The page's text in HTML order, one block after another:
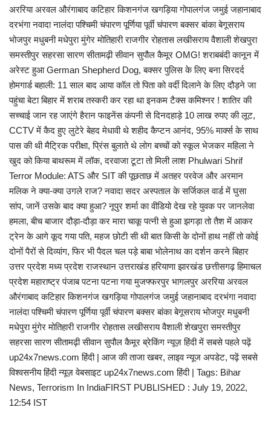
अररिया अरवल औरंगाबाद कटिहार किशनगंज खगड़िया गोपालगंज जमुई जहानाबाद
दरभंगा नवादा नालंदा पश्चिमी चंपारण पूर्णिया पूर्वी चंपारण बक्सर बांका बेगूसराय
भोजपुर मधुबनी मधेपुरा मुंगेर मोतिहारी राजगीर रोहतास लखीसराय वैशाली शेखपुरा
समस्तीपुर सहरसा सारण सीतामढ़ी सीवान सुपौल कैमूर OMG! शराबबंदी कानून में
अरेस्ट हुआ German Shepherd Dog, बक्सर पुलिस के लिए बना सिरदर्द
होमगार्ड बहाली: 11 साल बाद आया कॉल तो पिता को वर्दी दिलाने के लिए दौड़ने जा
पहुंचा बेटा बिहार में शराब तस्करी कर रहा था इनकम टैक्स कमिश्नर ! शातिर की
सच्चाई जान रह जाएंगे हैरान फाइनेंस कंपनी से दिनदहाड़े 10 लाख रुपए की लूट,
CCTV में कैद हुए लुटेरे बेहद मेधावी थे शहीद कैप्टन आनंद, 95% मार्क्स के साथ
पास की थी मैट्रिक परीक्षा, प्रिंस बुलाते थे लोग बच्चों को स्कूल भेजकर महिला ने
खुद को किया बाथरूम में लॉक, दरवाजा टूटा तो मिली लाश Phulwari Shrif
Terror Module: ATS और SIT की पूछताछ में अतहर परवेज और अरमान
मलिक ने क्‍या-क्‍या उगले राज? नवादा सदर अस्‍पताल के सर्जिकल वार्ड में घुसा
सांप, जानें उसके बाद क्‍या हुआ? नूपुर शर्मा का वीडियो देख रहे युवक पर जानलेवा
हमला, बीच बाजार दौड़ा-दौड़ा कर मारा चाकू पत्नी से हुआ झगड़ा तो तैश में आकर
ट्रेन के आगे कूद गया पति, महज छोटी सी थी बात किसी के दोनों हाथ नहीं तो कोई
दोनों पैरों से दिव्‍यांग, फिर भी पैदल चल पड़े बाबा भोलेनाथ का दर्शन करने बिहार
उत्तर प्रदेश मध्य प्रदेश राजस्थान उत्तराखंड हरियाणा झारखंड छत्तीसगढ़ हिमाचल
प्रदेश महाराष्ट्र पंजाब पटना पटना गया मुजफ्फरपुर भागलपुर अररिया अरवल
औरंगाबाद कटिहार किशनगंज खगड़िया गोपालगंज जमुई जहानाबाद दरभंगा नवादा
नालंदा पश्चिमी चंपारण पूर्णिया पूर्वी चंपारण बक्सर बांका बेगूसराय भोजपुर मधुबनी
मधेपुरा मुंगेर मोतिहारी राजगीर रोहतास लखीसराय वैशाली शेखपुरा समस्तीपुर
सहरसा सारण सीतामढ़ी सीवान सुपौल कैमूर ब्रेकिंग न्यूज़ हिंदी में सबसे पहले पढ़ें
up24x7news.com हिंदी | आज की ताजा खबर, लाइव न्यूज अपडेट, पढ़ें सबसे
विश्वसनीय हिंदी न्यूज़ वेबसाइट up24x7news.com हिंदी | Tags: Bihar
News, Terrorism In IndiaFIRST PUBLISHED : July 19, 2022,
12:54 IST